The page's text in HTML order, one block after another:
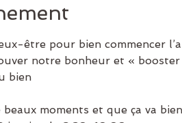
être pour bien commencer
notre bonheur et «
bien
moments et que ça va